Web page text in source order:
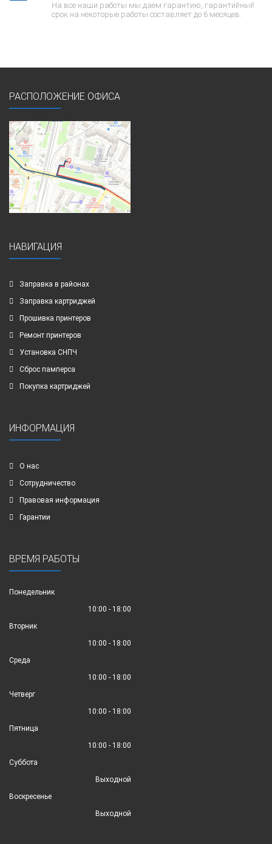
На все наши работы мы даем гарантию, гарантийный
срок на некоторые работы составляет до 6 месяцев.
РАСПОЛОЖЕНИЕ ОФИСА
НАВИГАЦИЯ
Заправка в районах
Заправка картриджей
Прошивка принтеров
Ремонт принтеров
Установка СНПЧ
Сброс памперса
Покупка картриджей
ИНФОРМАЦИЯ
О нас
Сотрудничество
Правовая информация
Гарантии
ВРЕМЯ РАБОТЫ
Понедельник
10:00 - 18:00
Вторник
10:00 - 18:00
Среда
10:00 - 18:00
Четверг
10:00 - 18:00
Пятница
10:00 - 18:00
Суббота
Выходной
Воскресенье
Выходной